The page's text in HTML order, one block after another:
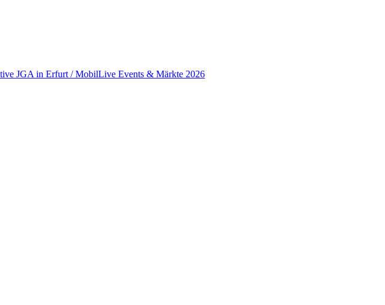
JGA in Erfurt / MobilLive Events & Märkte 2026